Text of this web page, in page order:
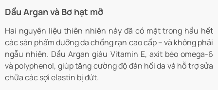
Dầu Argan và Bơ hạt mỡ
Hai nguyên liệu thiên nhiên này đã có mặt trong hầu hết
các sản phẩm dưỡng da chống rạn cao cấp – và không phải
ngẫu nhiên. Dầu Argan giàu Vitamin E, axit béo omega-6
và polyphenol, giúp tăng cường độ đàn hồi da và hỗ trợ sửa
chữa các sợi elastin bị đứt.